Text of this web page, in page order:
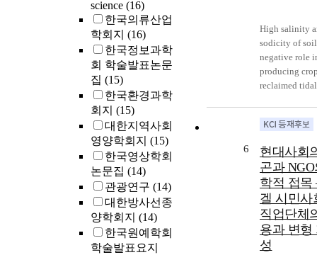
science (16)
한국의류산업
학회지 (16)
한국정보과학
회 학술발표논문
집 (15)
한국환경과학
회지 (15)
대한지역사회
영양학회지 (15)
한국영상학회
논문집 (14)
관광연구 (14)
대한방사선종
양학회지 (14)
한국원예학회
학술발표요지
트남의 특수
종사자들의
AAC 교수효
인식을 향상
데 의의가 있
Objectives:
education
and AAC
specialists’
knowledge,
and
regarding
required for
application to
High salinity
sodicity of
negative role
producing
reclaimed
salt removal
sodic soil of
tidal land, we
conducted a
experiment
treating
compost, and
phosphate at
6
현대사회
곤과
학적 접
겔 시민사
직업단체
용과 변형
성